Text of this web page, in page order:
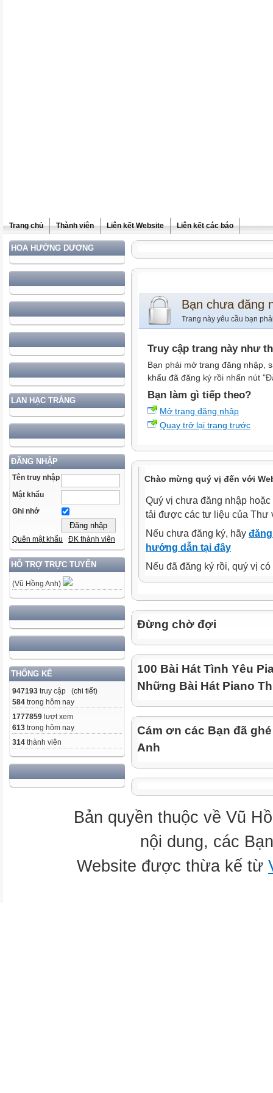
Trang chủ Thành viên Liên kết Website Liên kết các báo
HOA HƯỚNG DƯƠNG
LAN HẠC TRẮNG
ĐĂNG NHẬP
Tên truy nhập
Mật khẩu
Ghi nhớ
Quên mật khẩu ĐK thành viên
HỖ TRỢ TRỰC TUYẾN
(Vũ Hồng Anh)
THỐNG KÊ
947193 truy cập (chi tiết)
584 trong hôm nay
1777859 lượt xem
613 trong hôm nay
314 thành viên
Bạn chưa đăng
Trang này yêu cầu bạn
Truy cập trang này như
Bạn phải mở trang đăng nhập,
khẩu đã đăng ký rồi nhấn nút
Bạn làm gì tiếp theo?
Mở trang đăng nhập
Quay trở lại trang trước
Chào mừng quý vị đến với
Quý vị chưa đăng nhập
tải được các tư liệu của Thư
Nếu chưa đăng ký, hãy
hướng dẫn tại đây
Nếu đã đăng ký rồi, quý vị
Đừng chờ đợi
100 Bài Hát Tình Yêu
Những Bài Hát Piano
Cám ơn các Bạn đã
Anh
Bản quyền thuộc về Vũ
nội dung, các
Website được thừa kế từ